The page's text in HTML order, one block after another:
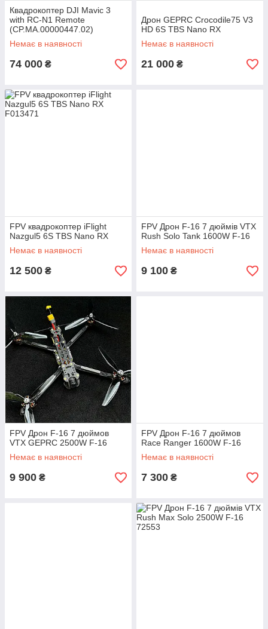
Квадрокоптер DJI Mavic 3
with RC-N1 Remote
(CP.MA.00000447.02)
Немає в наявності
74 000 ₴
Дрон GEPRC Crocodile75 V3
HD 6S TBS Nano RX
Немає в наявності
21 000 ₴
FPV квадрокоптер iFlight
Nazgul5 6S TBS Nano RX
Немає в наявності
12 500 ₴
FPV Дрон F-16 7 дюймів VTX
Rush Solo Tank 1600W F-16
Немає в наявності
9 100 ₴
FPV Дрон F-16 7 дюймов
VTX GEPRC 2500W F-16
Немає в наявності
9 900 ₴
FPV Дрон F-16 7 дюймов
Race Ranger 1600W F-16
Немає в наявності
7 300 ₴